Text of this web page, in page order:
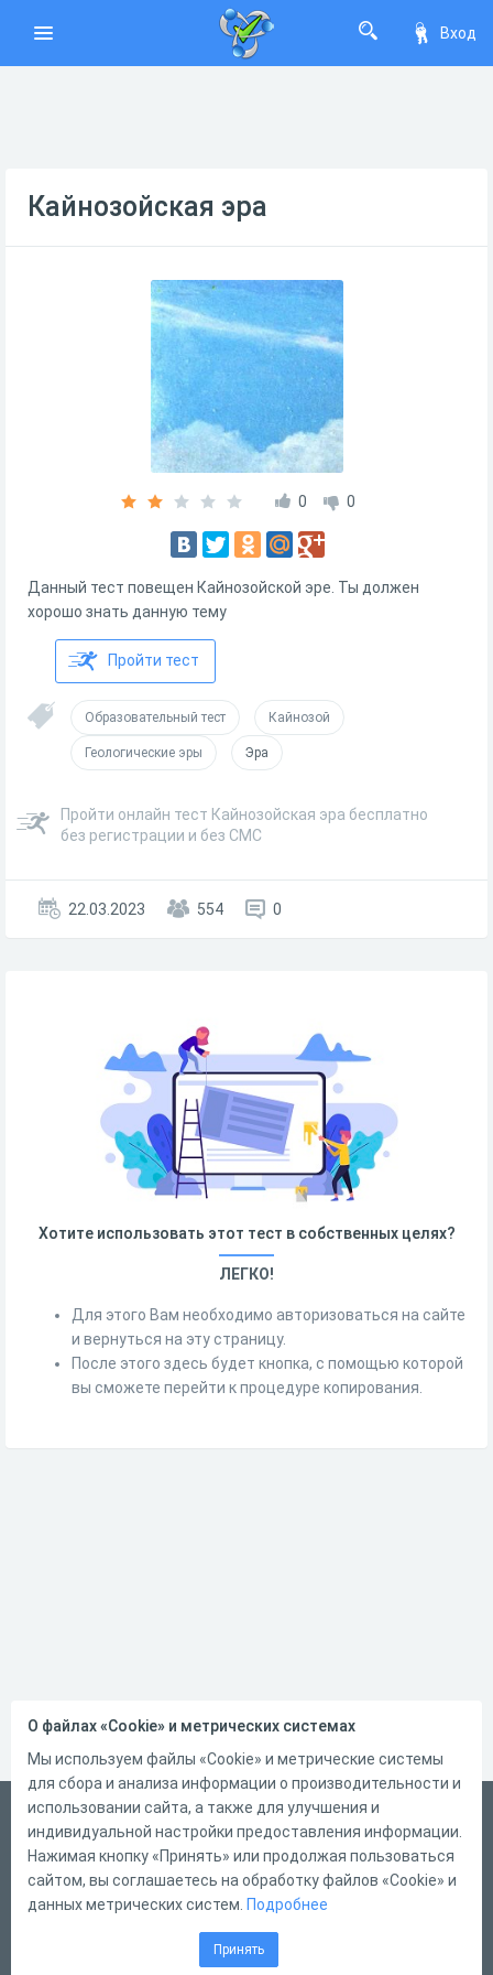
Вход
Кайнозойская эра
0 0
Данный тест повещен Кайнозойской эре. Ты должен
хорошо знать данную тему
Пройти тест
Образовательный тест Кайнозой
Геологические эры Эра
Пройти онлайн тест Кайнозойская эра бесплатно
без регистрации и без СМС
22.03.2023 554 0
Хотите использовать этот тест в собственных целях?
ЛЕГКО!
Для этого Вам необходимо авторизоваться на сайте
и вернуться на эту страницу.
После этого здесь будет кнопка, с помощью которой
вы сможете перейти к процедуре копирования.
Русский
Справка
Форма обратной связи
О файлах «Cookie» и метрических системах
Мы используем файлы «Cookie» и метрические системы
для сбора и анализа информации о производительности и
использовании сайта, а также для улучшения и
индивидуальной настройки предоставления информации.
Нажимая кнопку «Принять» или продолжая пользоваться
сайтом, вы соглашаетесь на обработку файлов «Cookie» и
данных метрических систем. Подробнее
Принять